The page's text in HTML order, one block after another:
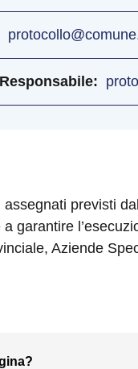
previsti
garantire
Aziende